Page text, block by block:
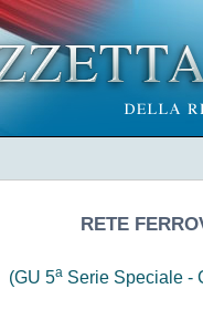
RETE
(GU 5a Serie Speciale -